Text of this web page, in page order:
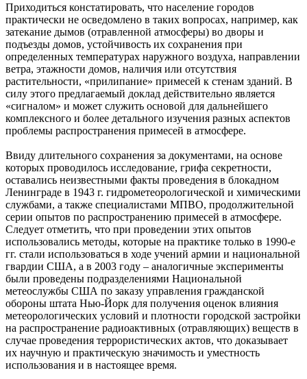
Приходиться констатировать, что население городов
практически не осведомлено в таких вопросах, например, как
затекание дымов (отравленной атмосферы) во дворы и
подъезды домов, устойчивость их сохранения при
определенных температурах наружного воздуха, направлении
ветра, этажности домов, наличия или отсутствия
растительности, «прилипание» примесей к стенам зданий. В
силу этого предлагаемый доклад действительно является
«сигналом» и может служить основой для дальнейшего
комплексного и более детального изучения разных аспектов
проблемы распространения примесей в атмосфере.
Ввиду длительного сохранения за документами, на основе
которых проводилось исследование, грифа секретности,
оставались неизвестными факты проведения в блокадном
Ленинграде в 1943 г. гидрометеорологической и химическими
службами, а также специалистами МПВО, продолжительной
серии опытов по распространению примесей в атмосфере.
Следует отметить, что при проведении этих опытов
использовались методы, которые на практике только в 1990-е
гг. стали использоваться в ходе учений армии и национальной
гвардии США, а в 2003 году – аналогичные эксперименты
были проведены подразделениями Национальной
метеослужбы США по заказу управления гражданской
обороны штата Нью-Йорк для получения оценок влияния
метеорологических условий и плотности городской застройки
на распространение радиоактивных (отравляющих) веществ в
случае проведения террористических актов, что доказывает
их научную и практическую значимость и уместность
использования и в настоящее время.